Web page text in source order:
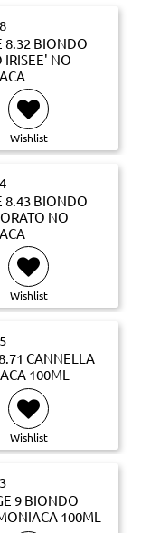
8.32 BIONDO
IRISEE' NO
Wishlist
8.43 BIONDO
NO
Wishlist
CANNELLA
100ML
Wishlist
9 BIONDO
100ML